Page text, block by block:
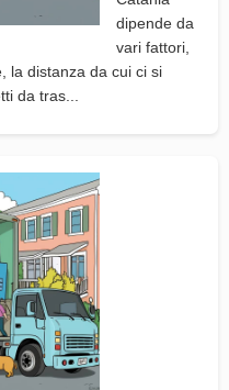
dipende da
vari fattori,
la distanza da cui ci si
da tras...